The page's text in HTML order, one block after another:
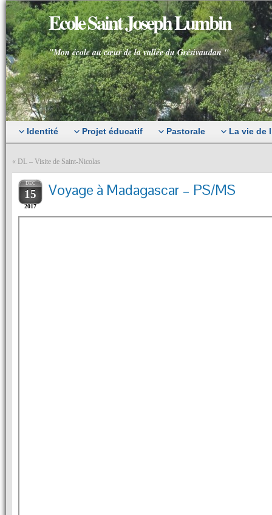
Ecole Saint Joseph Lumbin
"Mon école au cœur de la vallée du Grésivaudan "
Identité Projet éducatif Pastorale La vie de
« DL – Visite de Saint-Nicolas
DEC
15
2017
Voyage à Madagascar – PS/MS